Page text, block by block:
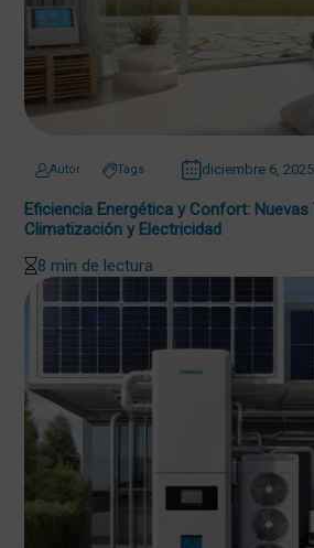
Autor Tags diciembre 6, 2025
Eficiencia Energética y Confort:
Climatización y Electricidad
8 min de lectura